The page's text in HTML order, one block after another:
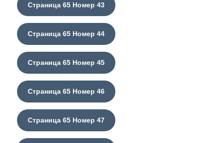
Страница 65 Номер 43
Страница 65 Номер 44
Страница 65 Номер 45
Страница 65 Номер 46
Страница 65 Номер 47